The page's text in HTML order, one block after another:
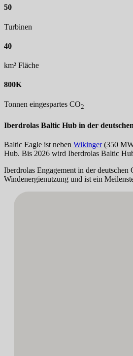
50
Turbinen
40
km² Fläche
800K
Tonnen eingespartes CO2
Iberdrolas Baltic Hub in der
Baltic Eagle ist neben Wikinger(350
Hub. Bis 2026 wird Iberdrolas Baltic
Iberdrolas Engagement in der
Windenergienutzung und ist ein